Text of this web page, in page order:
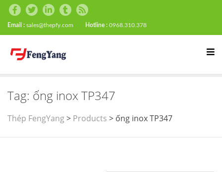
Email : sales@thepfy.com Hotline : 0968.310.378
Tag: ống inox TP347
Thép FengYang> Products > ống inox TP347